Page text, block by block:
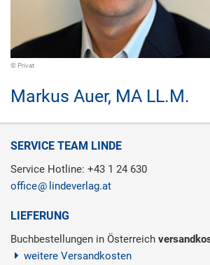
© Privat
Markus Auer, MA LL.M.
SERVICE TEAM LINDE
Service Hotline: +43 1 24 630
office
lindeverlag.at
LIEFERUNG
Buchbestellungen in Österreich
weitere Versandkosten